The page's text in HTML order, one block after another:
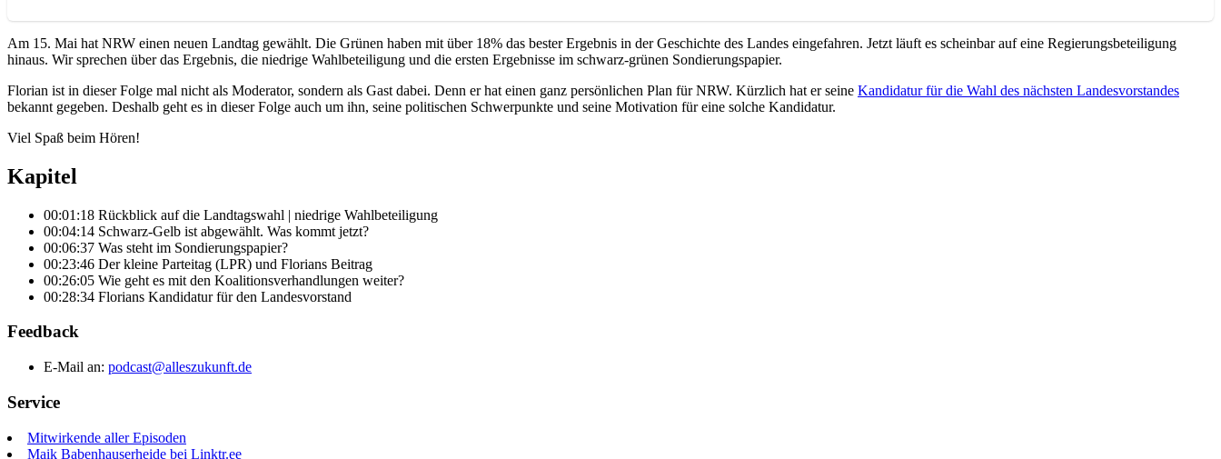
Am 15. Mai hat NRW einen neuen Landtag gewählt. Die Grünen haben mit über 18% das bester Ergebnis in der Geschichte des Landes eingefahren. Jetzt läuft es scheinbar auf eine Regierungsbeteiligung
hinaus. Wir sprechen über das Ergebnis, die niedrige Wahlbeteiligung und die ersten Ergebnisse im schwarz-grünen Sondierungspapier.
Florian ist in dieser Folge mal nicht als Moderator, sondern als Gast dabei. Denn er hat einen ganz persönlichen Plan für NRW. Kürzlich hat er seine Kandidatur für die Wahl des nächsten Landesvorstandes
bekannt gegeben. Deshalb geht es in dieser Folge auch um ihn, seine politischen Schwerpunkte und seine Motivation für eine solche Kandidatur.
Viel Spaß beim Hören!
Kapitel
00:01:18 Rückblick auf die Landtagswahl | niedrige Wahlbeteiligung
00:04:14 Schwarz-Gelb ist abgewählt. Was kommt jetzt?
00:06:37 Was steht im Sondierungspapier?
00:23:46 Der kleine Parteitag (LPR) und Florians Beitrag
00:26:05 Wie geht es mit den Koalitionsverhandlungen weiter?
00:28:34 Florians Kandidatur für den Landesvorstand
Feedback
E-Mail an: podcast@alleszukunft.de
Service
Mitwirkende aller Episoden
Maik Babenhauserheide bei Linktr.ee